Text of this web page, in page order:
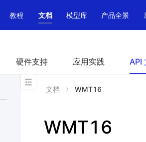
教程 文档 模型库 产品全景
硬件支持 应用实践 API
文档 WMT16
WMT16